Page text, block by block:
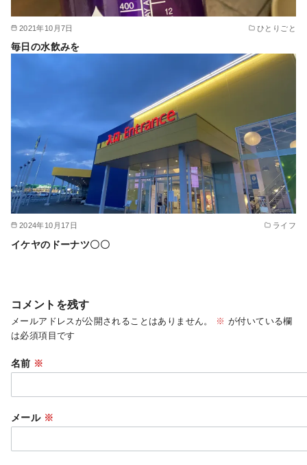
2021年10月7日 ひとりごと
毎日の水飲みを
2024年10月17日 ライフ
イケヤのドーナツ〇〇
コメントを残す
メールアドレスが公開されることはありません。 ※ が付いている欄
は必須項目です
名前 ※
メール ※